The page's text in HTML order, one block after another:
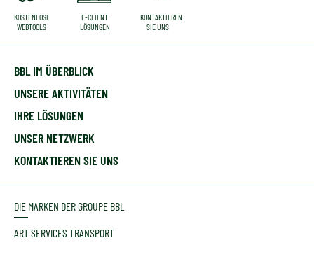
KOSTENLOSE
WEBTOOLS
E-CLIENT
LÖSUNGEN
KONTAKTIEREN
SIE UNS
BBL IM ÜBERBLICK
UNSERE AKTIVITÄTEN
IHRE LÖSUNGEN
UNSER NETZWERK
KONTAKTIEREN SIE UNS
DIE MARKEN DER GROUPE BBL
ART SERVICES TRANSPORT